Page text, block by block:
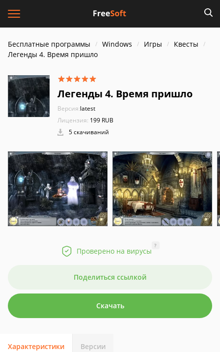
Бесплатные программы Windows Игры
Квесты
Легенды 4. Время пришло
Легенды 4. Время пришло
Версия:latest
Лицензия: 199 RUB
5 скачиваний
Проверено на вирусы
?
Поделиться ссылкой
Скачать
Характеристики Версии